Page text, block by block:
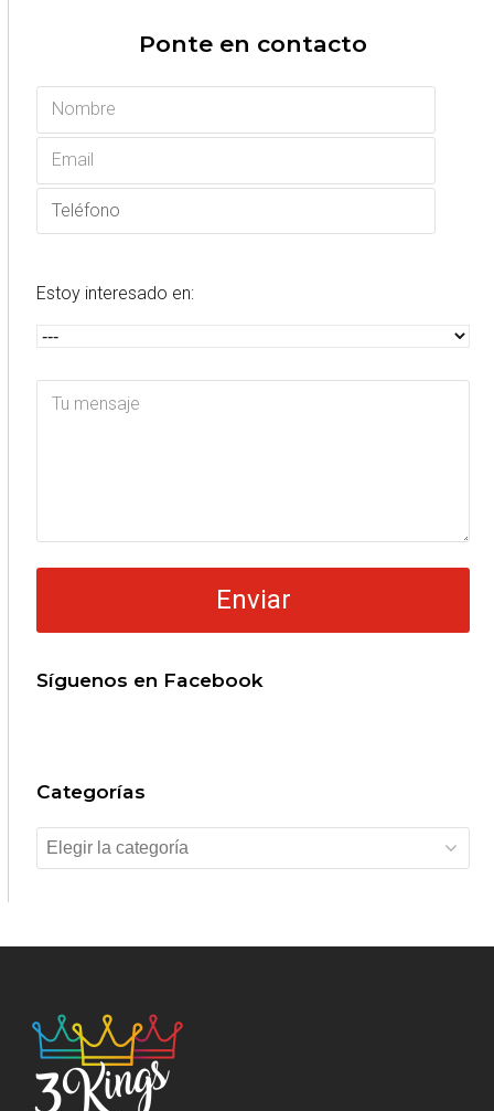
Ponte en contacto
Estoy interesado en:
Síguenos en Facebook
Categorías
Categorías